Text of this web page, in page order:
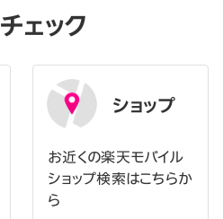
ェック
ショップ
お近くの楽天モバイル
ショップ検索はこちらか
ら